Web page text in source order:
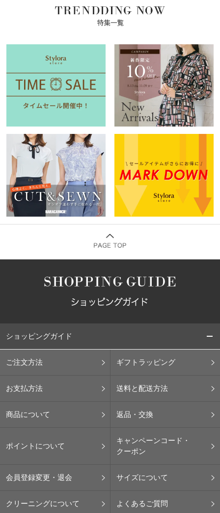
ショッピングガイド
ご注文方法 ギフトラッピング
お支払方法 送料と配送方法
商品について 返品・交換
ポイントについて
キャンペーンコード・
クーポン
会員登録変更・退会 サイズについて
クリーニングについて よくあるご質問